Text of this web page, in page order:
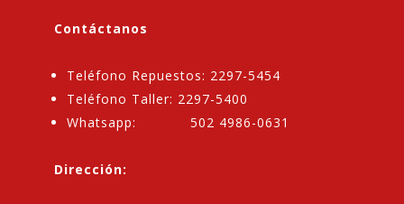
Contáctanos
Teléfono Repuestos: 2297-5454
Teléfono Taller: 2297-5400
Whatsapp: 502 4986-0631
Dirección: